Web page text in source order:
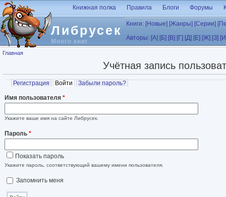
Перейти к основному содержанию
Либрусек
Много книг
Книжная полка Правила Блоги Форумы
Книги: [Новые] [Жанры] [Серии]
Авторы: [А] [Б] [В] [Г] [Д] [Е] [Ж] [З]
Вы здесь
Главная
Учётная запись
Главные вкладки
Регистрация Войти (активная вкладка)
Забыли пароль?
Имя пользователя *
Укажите ваше имя на сайте Либрусек.
Пароль *
Показать пароль
Укажите пароль, соответствующий вашему имени пользователя.
Запомнить меня